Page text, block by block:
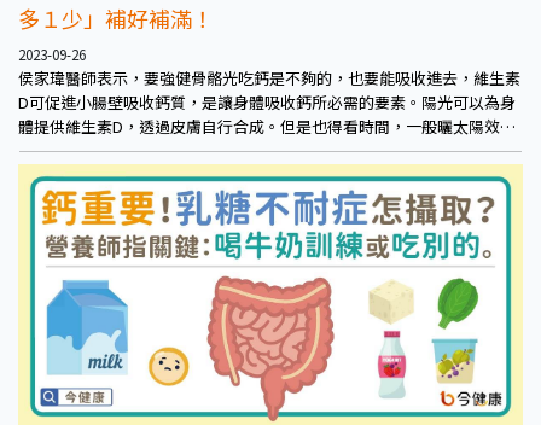
多１少」補好補滿！
2023-09-26
侯家瑋醫師表示，要強健骨骼光吃鈣是不夠的，也要能吸收進去，維生素
D可促進小腸壁吸收鈣質，是讓身體吸收鈣所必需的要素。陽光可以為身
體提供維生素D，透過皮膚自行合成。但是也得看時間，一般曬太陽效果
最好的是太陽光紫外線中UVB 的280nm波長，此波長最強的時刻是上午10
點到下午3點，需在沒有帽子等遮蔽、不擦防曬油的情形下，露出臉部、
脖子和手臂，每次曬15分鐘、每週3至4次。